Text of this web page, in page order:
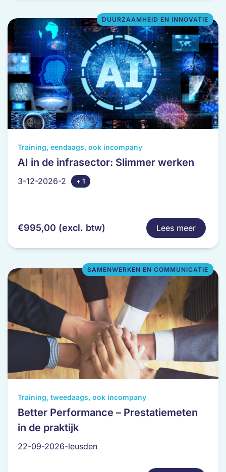
op
de
productpagina
Training, eendaags, ook incompany
AI in de infrasector: Slimmer werken
3-12-2026-2 + 1
DUURZAAMHEID EN INNOVATIE
€995,00 (excl. btw) Lees meer
Dit
product
meerdere
kan
op
de
productpagina
Training, tweedaags, ook incompany
Better Performance – Prestatiemeten
in de praktijk
22-09-2026-leusden
SAMENWERKEN EN COMMUNICATIE
Dit
product
heeft
meerdere
variaties.